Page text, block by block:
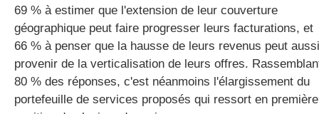
69 % à estimer que l'extension de leur couverture
géographique peut faire progresser leurs facturations, et
66 % à penser que la hausse de leurs revenus peut aussi
provenir de la verticalisation de leurs offres.
80 % des réponses, c'est néanmoins l'élargissement du
portefeuille de services proposés qui ressort en première